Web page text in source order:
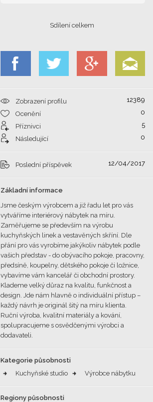
Sdílení celkem
Zobrazení profilu
12389
Ocenění
0
Příznivci
5
Následující
0
Poslední příspěvek 12/04/2017
Základní informace
Jsme českým výrobcem a již řadu let pro vás
vytváříme interiérový nábytek na míru.
Zaměřujeme se především na výrobu
kuchyňských linek a vestavěných skříní. Dle
přání pro vás vyrobíme jakýkoliv nábytek podle
vašich představ - do obývacího pokoje, pracovny,
předsíně, koupelny, dětského pokoje či ložnice,
vybavíme vám kancelář či obchodní prostory.
Klademe velký důraz na kvalitu, funkčnost a
design. Jde nám hlavně o individuální přístup –
každý návrh je originál šitý na míru klienta.
Ruční výroba, kvalitní materiály a kování,
spolupracujeme s osvědčenými výrobci a
dodavateli.
Kategorie působnosti
Kuchyňské studio
Výrobce nábytku
Regiony působnosti